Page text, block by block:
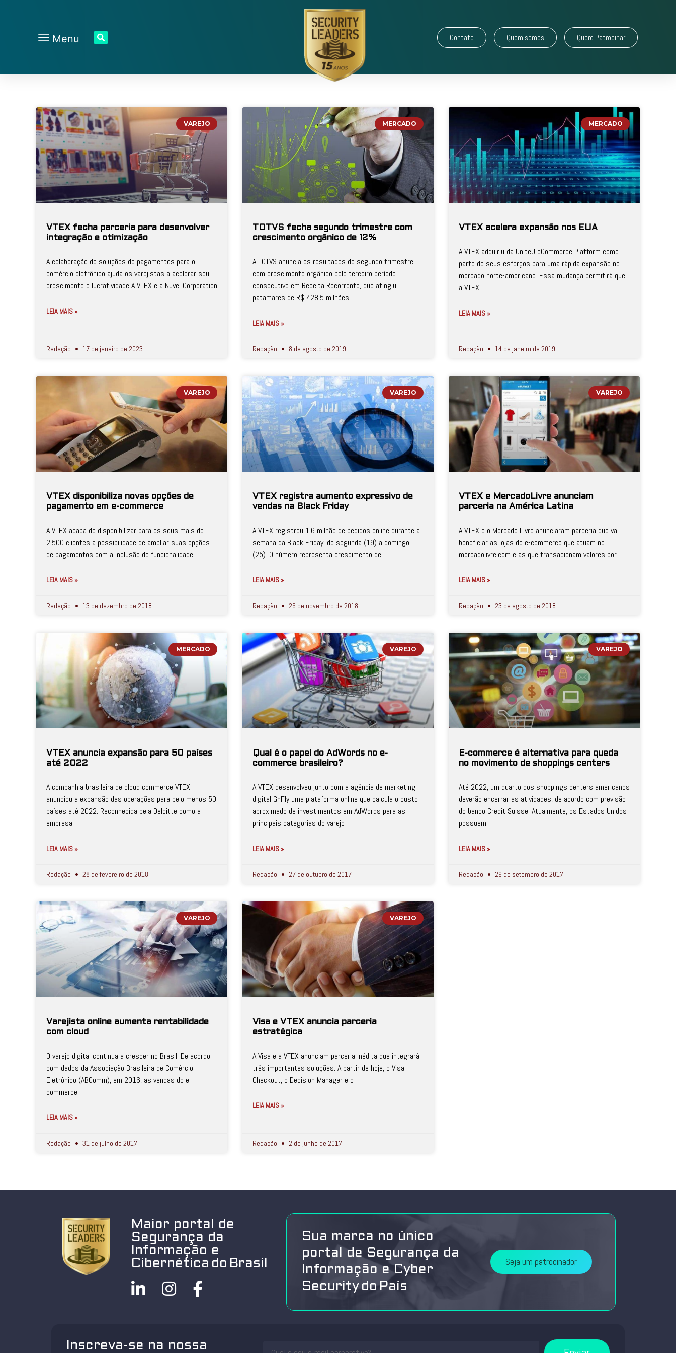
Menu Contato Quem somos Quero Patrocinar
VAREJO
VTEX fecha parceria para desenvolver
integração e otimização
A colaboração de soluções de pagamentos para o
comércio eletrônico ajuda os varejistas a acelerar seu
crescimento e lucratividade A VTEX e a Nuvei Corporation
LEIA MAIS »
Redação 17 de janeiro de 2023
MERCADO
TOTVS fecha segundo trimestre com
crescimento orgânico de 12%
A TOTVS anuncia os resultados do segundo trimestre
com crescimento orgânico pelo terceiro período
consecutivo em Receita Recorrente, que atingiu
patamares de R$ 428,5 milhões
LEIA MAIS »
Redação 8 de agosto de 2019
MERCADO
VTEX acelera expansão nos EUA
A VTEX adquiriu da UniteU eCommerce Platform como
parte de seus esforços para uma rápida expansão no
mercado norte-americano. Essa mudança permitirá que
a VTEX
LEIA MAIS »
Redação 14 de janeiro de 2019
VAREJO
VTEX disponibiliza novas opções de
pagamento em e-commerce
A VTEX acaba de disponibilizar para os seus mais de
2.500 clientes a possibilidade de ampliar suas opções
de pagamentos com a inclusão de funcionalidade
LEIA MAIS »
Redação 13 de dezembro de 2018
VAREJO
VTEX registra aumento expressivo de
vendas na Black Friday
A VTEX registrou 1.6 milhão de pedidos online durante a
semana da Black Friday, de segunda (19) a domingo
(25). O número representa crescimento de
LEIA MAIS »
Redação 26 de novembro de 2018
VAREJO
VTEX e MercadoLivre anunciam
parceria na América Latina
A VTEX e o Mercado Livre anunciaram parceria que vai
beneficiar as lojas de e-commerce que atuam no
mercadolivre.com e as que transacionam valores por
LEIA MAIS »
Redação 23 de agosto de 2018
MERCADO
VTEX anuncia expansão para 50 países
até 2022
A companhia brasileira de cloud commerce VTEX
anunciou a expansão das operações para pelo menos 50
países até 2022. Reconhecida pela Deloitte como a
empresa
LEIA MAIS »
Redação 28 de fevereiro de 2018
VAREJO
Qual é o papel do AdWords no e-
commerce brasileiro?
A VTEX desenvolveu junto com a agência de marketing
digital GhFly uma plataforma online que calcula o custo
aproximado de investimentos em AdWords para as
principais categorias do varejo
LEIA MAIS »
Redação 27 de outubro de 2017
VAREJO
E-commerce é alternativa para queda
no movimento de shoppings centers
Até 2022, um quarto dos shoppings centers americanos
deverão encerrar as atividades, de acordo com previsão
do banco Credit Suisse. Atualmente, os Estados Unidos
possuem
LEIA MAIS »
Redação 29 de setembro de 2017
VAREJO
Varejista online aumenta rentabilidade
com cloud
O varejo digital continua a crescer no Brasil. De acordo
com dados da Associação Brasileira de Comércio
Eletrônico (ABComm), em 2016, as vendas do e-
commerce
LEIA MAIS »
Redação 31 de julho de 2017
VAREJO
Visa e VTEX anuncia parceria
estratégica
A Visa e a VTEX anunciam parceria inédita que integrará
três importantes soluções. A partir de hoje, o Visa
Checkout, o Decision Manager e o
LEIA MAIS »
Redação 2 de junho de 2017
Maior portal de
Segurança da
Informação e
Cibernética do Brasil
Sua marca no único
portal de Segurança da
Informação e Cyber
Security do País
Seja um patrocinador
Inscreva-se na nossa